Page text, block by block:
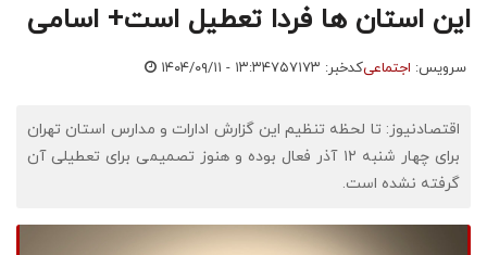
این استان ها فردا تعطیل است+ اسامی
سرویس: اجتماعیکدخبر: ۷۵۷۱۷۳ ۱۴۰۴/۰۹/۱۱ - ۱۳:۳۴
اقتصادنیوز: تا لحظه تنظیم این گزارش ادارات و مدارس استان تهران
برای چهار شنبه ۱۲ آذر فعال بوده و هنوز تصمیمی برای تعطیلی آن
گرفته نشده است.